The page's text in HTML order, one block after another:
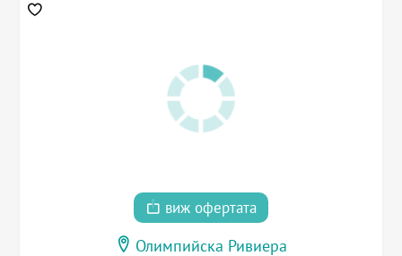
виж офертата
Олимпийска Ривиера